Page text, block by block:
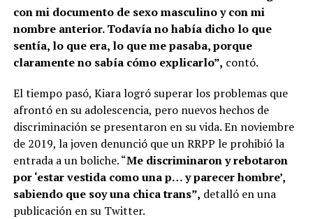
con mi documento de sexo masculino y con mi
nombre anterior. Todavía no había dicho lo que
sentía, lo que era, lo que me pasaba, porque
claramente no sabía cómo explicarlo”, contó.
El tiempo pasó, Kiara logró superar los problemas que
afrontó en su adolescencia, pero nuevos hechos de
discriminación se presentaron en su vida. En noviembre
de 2019, la joven denunció que un RRPP le prohibió la
entrada a un boliche. “Me discriminaron y rebotaron
por ‘estar vestida como una p… y parecer hombre’,
sabiendo que soy una chica trans”, detalló en una
publicación en su Twitter.